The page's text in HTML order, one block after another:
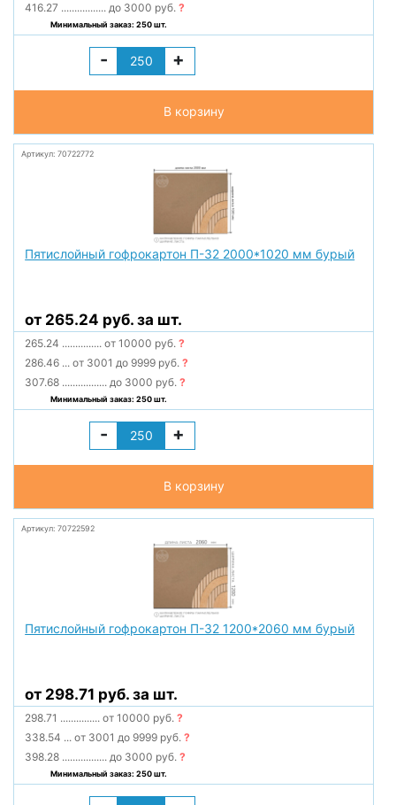
416.27 ................. до 3000 руб.?
Минимальный заказ: 250 шт.
- +
В корзину
Артикул: 70722772
Пятислойный гофрокартон П-32 2000*1020 мм бурый
от 265.24 руб. за шт.
265.24 ............... от 10000 руб.?
286.46 ... от 3001 до 9999 руб.?
307.68 ................. до 3000 руб.?
Минимальный заказ: 250 шт.
- +
В корзину
Артикул: 70722592
Пятислойный гофрокартон П-32 1200*2060 мм бурый
от 298.71 руб. за шт.
298.71 ............... от 10000 руб.?
338.54 ... от 3001 до 9999 руб.?
398.28 ................. до 3000 руб.?
Минимальный заказ: 250 шт.